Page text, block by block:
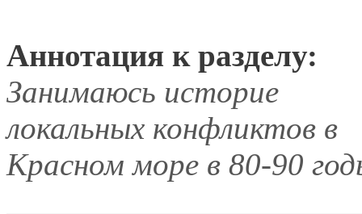
Аннотация к разделу:
Занимаюсь историе
локальных конфликтов в
Красном море в 80-90